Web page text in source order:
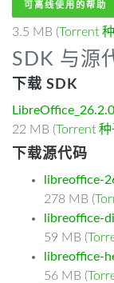
可离线使用的帮助
3.5 MB (Torrent
SDK 与源
下载 SDK
22 MB (Torrent 种
下载源代码
libreoffice-
278 MB (
libreoffice-
59 MB (
libreoffice-
56 MB (